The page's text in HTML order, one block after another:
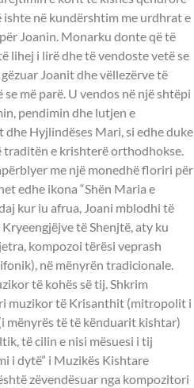
në kundërshtim me urdhrat e
Joanin. Monarku donte që të
lihej i lirë dhe të vendoste vetë se
Joanit dhe vëllezërve të
më parë. U vendos në një shtëpi
pendimin dhe lutjen e
Hyjlindëses Mari, si edhe duke
traditën e krishterë orthodhokse.
me një monedhë floriri për
edhe ikona “Shën Maria e
kur iu afrua, Joani mblodhi të
të Shenjtë, aty ku
kompozoi tërësi veprash
në mënyrën tradicionale.
të kohës së tij. Shkrim
muzikor të Krisanthit (mitropolit i
mënyrës të të kënduarit kishtar)
të cilin e nisi mësuesi i tij
i dytë” i Muzikës Kishtare
zëvendësuar nga kompozitori